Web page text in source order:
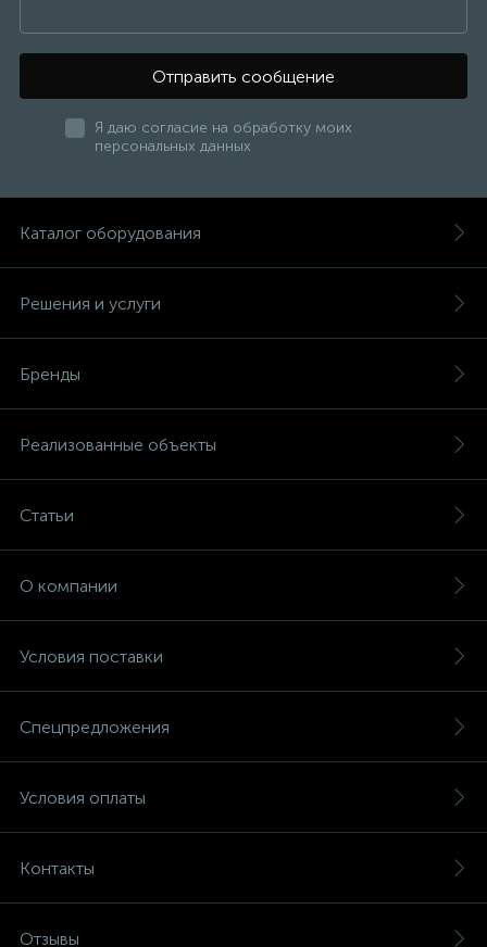
Отправить сообщение
Я даю согласие на обработку моих
персональных данных
Каталог оборудования
Решения и услуги
Бренды
Реализованные объекты
Статьи
О компании
Условия поставки
Спецпредложения
Условия оплаты
Контакты
Отзывы